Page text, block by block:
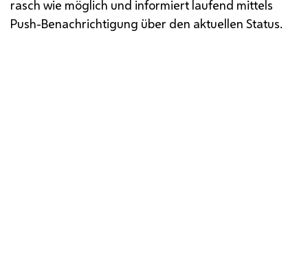
rasch wie möglich und informiert laufend mittels
Push-Benachrichtigung über den aktuellen Status.